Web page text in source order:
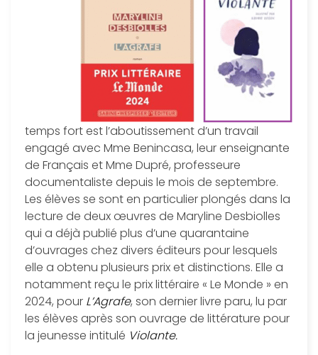
temps fort est l’aboutissement d’un travail
engagé avec Mme Benincasa, leur enseignante
de Français et Mme Dupré, professeure
documentaliste depuis le mois de septembre.
Les élèves se sont en particulier plongés dans la
lecture de deux œuvres de Maryline Desbiolles
qui a déjà publié plus d’une quarantaine
d’ouvrages chez divers éditeurs pour lesquels
elle a obtenu plusieurs prix et distinctions. Elle a
notamment reçu le prix littéraire « Le Monde » en
2024, pour L’Agrafe, son dernier livre paru, lu par
les élèves après son ouvrage de littérature pour
la jeunesse intitulé Violante.